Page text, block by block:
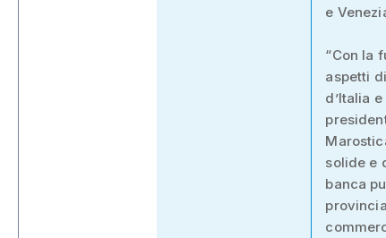
e
“Con la
aspetti
d’Italia
solide e
banca